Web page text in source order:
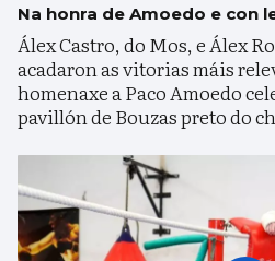
Na honra de Amoedo e con
Álex Castro, do Mos, e Álex
acadaron as vitorias máis
homenaxe a Paco Amoedo
pavillón de Bouzas preto do